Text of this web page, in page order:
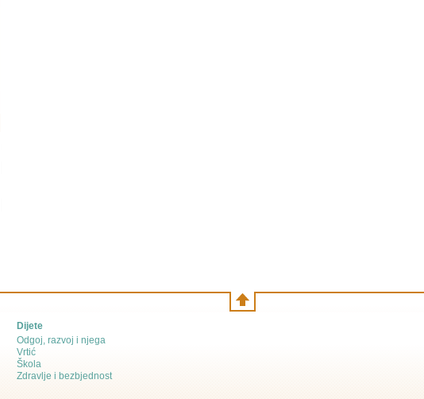
Dijete
Odgoj, razvoj i njega
Vrtić
Škola
Zdravlje i bezbjednost